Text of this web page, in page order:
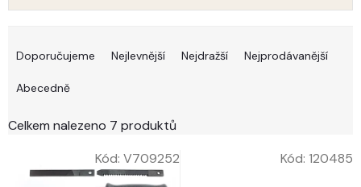
a
e
í
Doporučujeme Nejlevnější Nejdražší Nejprodávanější
Abecedně
Celkem nalezeno 7 produktů
Kód: V709252 Kód: 120485